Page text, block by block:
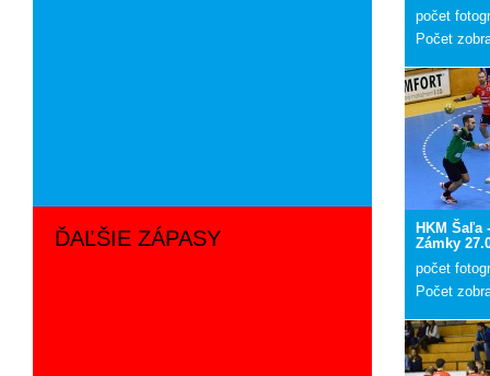
počet
Počet
HKM Šaľa
Zámky
počet
Počet
ĎAĽŠIE ZÁPASY